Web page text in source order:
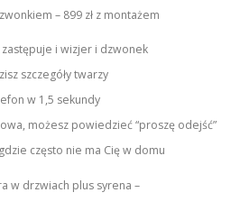
– 899 zł z montażem
i wizjer i dzwonek
szczegóły twarzy
w 1,5 sekundy
możesz powiedzieć “proszę odejść”
często nie ma Cię w domu
w drzwiach plus syrena –